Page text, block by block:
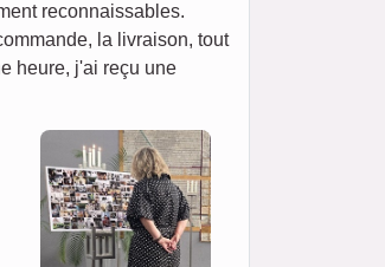
reconnaissables.
la livraison, tout
heure, j'ai reçu une